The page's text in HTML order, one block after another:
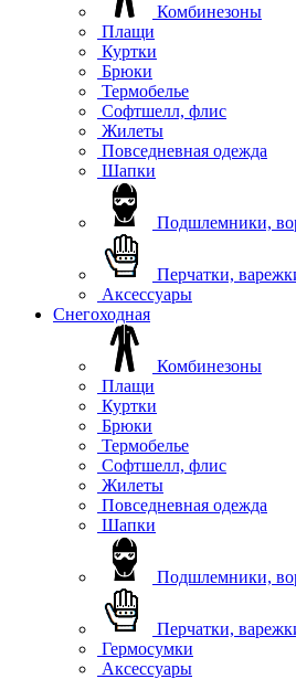
Комбинезоны
Плащи
Куртки
Брюки
Термобелье
Софтшелл, флис
Жилеты
Повседневная одежда
Шапки
Подшлемники,
Перчатки,
Аксессуары
Снегоходная
Комбинезоны
Плащи
Куртки
Брюки
Термобелье
Софтшелл, флис
Жилеты
Повседневная одежда
Шапки
Подшлемники,
Перчатки,
Гермосумки
Аксессуары